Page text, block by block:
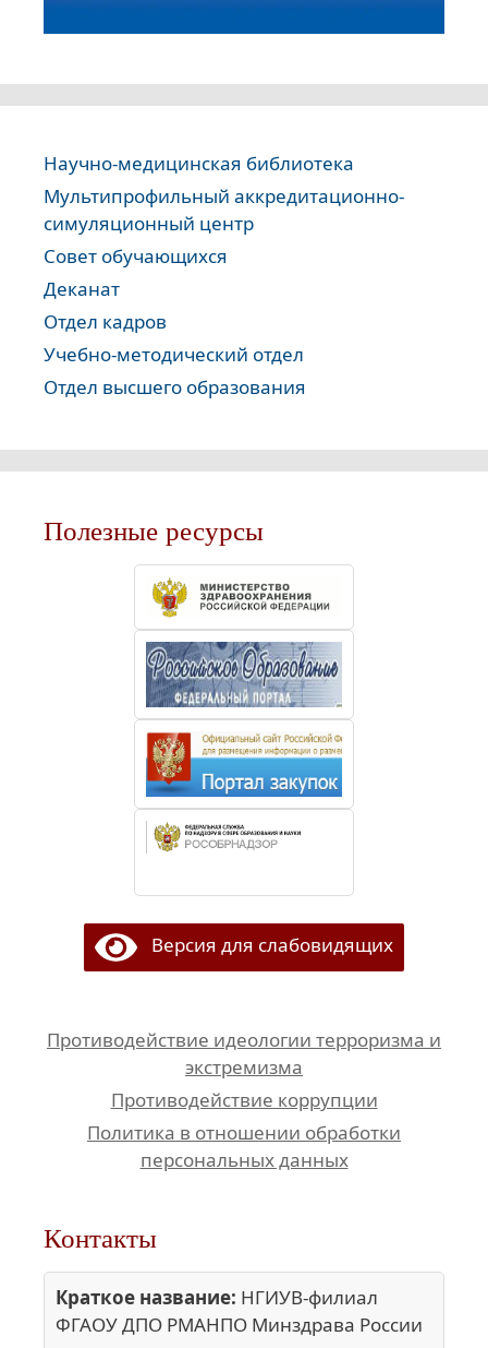
Научно-медицинская библиотека
Мультипрофильный аккредитационно-
симуляционный центр
Совет обучающихся
Деканат
Отдел кадров
Учебно-методический отдел
Отдел высшего образования
Полезные ресурсы
Версия для слабовидящих
Противодействие идеологии терроризма и
экстремизма
Противодействие коррупции
Политика в отношении обработки
персональных данных
Контакты
Краткое название: НГИУВ-филиал
ФГАОУ ДПО РМАНПО Минздрава России